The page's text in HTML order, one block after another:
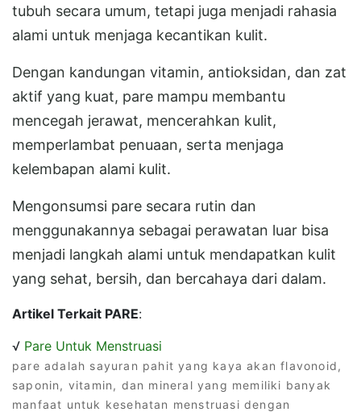
tubuh secara umum, tetapi juga menjadi rahasia
alami untuk menjaga kecantikan kulit.
Dengan kandungan vitamin, antioksidan, dan zat
aktif yang kuat, pare mampu membantu
mencegah jerawat, mencerahkan kulit,
memperlambat penuaan, serta menjaga
kelembapan alami kulit.
Mengonsumsi pare secara rutin dan
menggunakannya sebagai perawatan luar bisa
menjadi langkah alami untuk mendapatkan kulit
yang sehat, bersih, dan bercahaya dari dalam.
Artikel Terkait PARE:
√ Pare Untuk Menstruasi
pare adalah sayuran pahit yang kaya akan flavonoid,
saponin, vitamin, dan mineral yang memiliki banyak
manfaat untuk kesehatan menstruasi dengan